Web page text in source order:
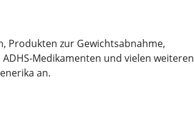
Produkten zur Gewichtsabnahme,
Medikamenten und vielen weiteren
an.